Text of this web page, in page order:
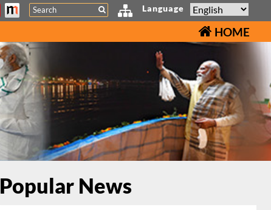
Search Language
HOME
Popular News